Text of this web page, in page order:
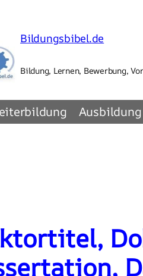
Bildungsbibel.de
Bildung, Lernen, Bewerbung,
Ausbildung